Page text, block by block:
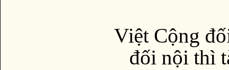
Việt Cộng
đối nội thì